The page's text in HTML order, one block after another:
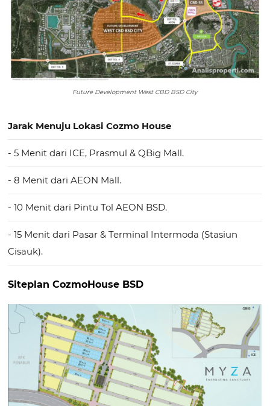
Future Development West CBD BSD City
Jarak Menuju Lokasi Cozmo House
- 5 Menit dari ICE, Prasmul & QBig Mall.
- 8 Menit dari AEON Mall.
- 10 Menit dari Pintu Tol AEON BSD.
- 15 Menit dari Pasar & Terminal Intermoda (Stasiun
Cisauk).
Siteplan CozmoHouse BSD